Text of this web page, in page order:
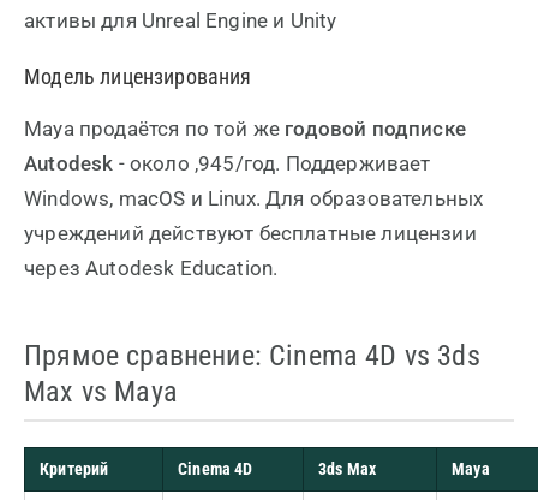
активы для Unreal Engine и Unity
Модель лицензирования
Maya продаётся по той же годовой подписке
Autodesk - около ,945/год. Поддерживает
Windows, macOS и Linux. Для образовательных
учреждений действуют бесплатные лицензии
через Autodesk Education.
Прямое сравнение: Cinema 4D vs 3ds
Max vs Maya
Критерий Cinema 4D 3ds Max Maya